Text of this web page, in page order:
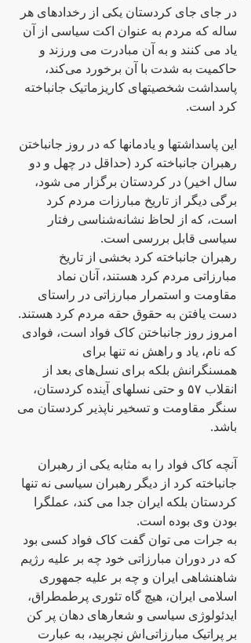
در جای جای کردستان یکی از رخدادهای هر
سالە که مردم به عنوان اکت سیاسی از آن
یاد می کنند و به آن مبادرت می ورزند و
حاکمیت به شدت با آن برخورد می‌کند،
پاسداشت شخصیتهای کاریزماتیک جانباخته
کرد است.
این پاسداشتها و یادمانها که در روز جانباختن
رهبران جانباخته کرد (حداقل در چهل و دو
سال اخیر) در کردستان برگزار می شود،
برگی دیگر از تاریخ مبارزات مردم کرد
است، که از لحاظ نشانه‌شناسی رفتار
سیاسی قابل بررسی است.
رهبران جانباخته کرد بخشی از تاریخ
مبارزاتی مردم کرد هستند، آنان نماد
مقاومت و استمرار مبارزاتی در راستای
دست یافتن به حقوق حقه مردم کرد هستند.
امروز روز جانباختن کاک فواد است، فوادی
کە نام، یاد و راهش نە تنها برای
همسنگرانش بلکه برای نسل‌های بعد از
انقلاب ۵۷ و حتی نسلهای آینده کردستان،
سنگر مقاومت و تسخیر ناپذیر کردستان می
باشد.
آنچه کاک فواد را بە مثابه یکی از رهبران
جانباختە کرد از دیگر رهبران سیاسی نە تنها
کردستان بلکه ایران جدا می کند، عملگرا
بودن وی بوده است.
بە جرات می توان گفت کاک فواد کسی بود
که در دوران مبارزاتی خود چە بر علیه رژیم
شاهنشاهی ایران و چە بر علیه جمهوری
اسلامی ایران، هیچ گاه تئوری پرطمطراق،
ایدئولوژی سیاسی و شعارهای دهان پر کن
بر پراتیک مبارزاتی‌اش نچربید، بە عبارت